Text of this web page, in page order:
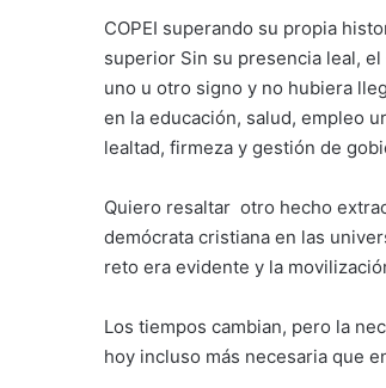
COPEI superando su propia
superior Sin su presencia leal,
uno u otro signo y no hubiera
en la educación, salud, empleo
lealtad, firmeza y gestión de
Quiero resaltar otro hecho
demócrata cristiana en las
reto era evidente y la
Los tiempos cambian, pero la
hoy incluso más necesaria que